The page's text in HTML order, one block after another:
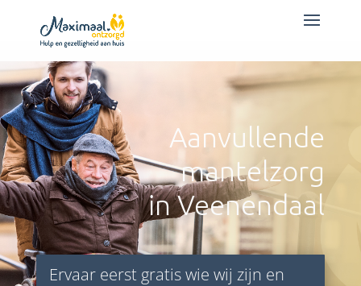
Aanvullende
mantelzorg
in Veenendaal
Ervaar eerst gratis wie wij zijn en